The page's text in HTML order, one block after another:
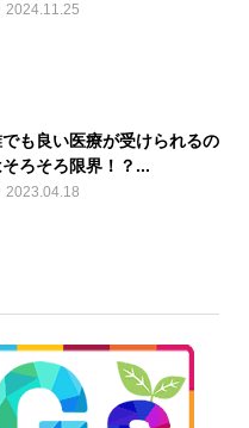
2024.11.25
も良い医療が受けられるの
そろそろ限界！？...
2023.04.18